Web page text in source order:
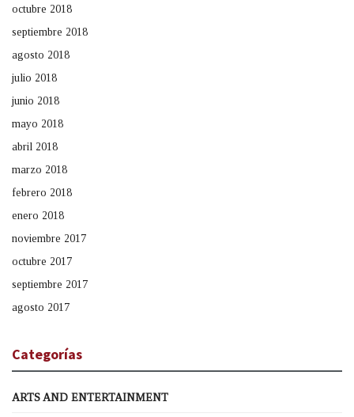
octubre 2018
septiembre 2018
agosto 2018
julio 2018
junio 2018
mayo 2018
abril 2018
marzo 2018
febrero 2018
enero 2018
noviembre 2017
octubre 2017
septiembre 2017
agosto 2017
Categorías
ARTS AND ENTERTAINMENT